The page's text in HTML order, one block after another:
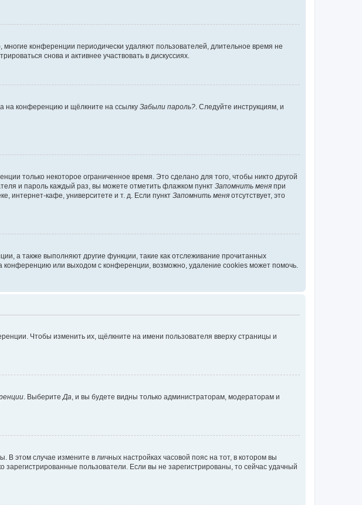
конференции периодически удаляют пользователей, длительное время не
снова и активнее участвовать в дискуссиях.
на конференцию и щёлкните на ссылку Забыли пароль? . Следуйте инструкциям, и
только некоторое ограниченное время. Это сделано для того, чтобы никто другой
и пароль каждый раз, вы можете отметить флажком пункт Запомнить меня при
интернет-кафе, университете и т. д. Если пункт Запомнить меня отсутствует, это
а также выполняют другие функции, такие как отслеживание прочитанных
или выходом с конференции, возможно, удаление cookies может помочь.
Чтобы изменить их, щёлкните на имени пользователя вверху страницы и
. Выберите Да , и вы будете видны только администраторам, модераторам и
В этом случае измените в личных настройках часовой пояс на тот, в котором вы
зарегистрированные пользователи. Если вы не зарегистрированы, то сейчас удачный